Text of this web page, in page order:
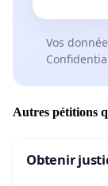
Vos
Autres pétitions
Obtenir